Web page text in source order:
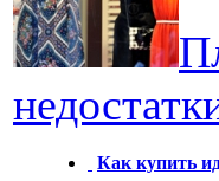
Как купить